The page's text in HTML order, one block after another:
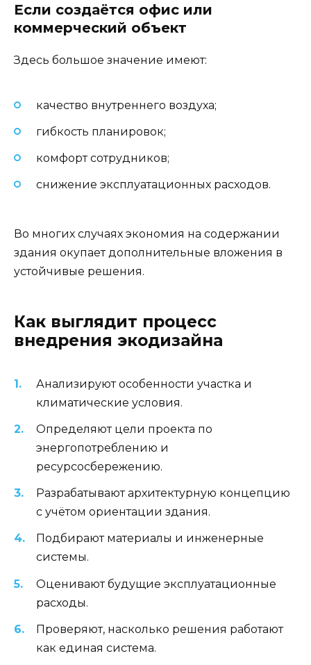
Если создаётся офис или
коммерческий объект
Здесь большое значение имеют:
качество внутреннего воздуха;
гибкость планировок;
комфорт сотрудников;
снижение эксплуатационных расходов.
Во многих случаях экономия на содержании
здания окупает дополнительные вложения в
устойчивые решения.
Как выглядит процесс
внедрения экодизайна
Анализируют особенности участка и
климатические условия.
Определяют цели проекта по
энергопотреблению и
ресурсосбережению.
Разрабатывают архитектурную концепцию
с учётом ориентации здания.
Подбирают материалы и инженерные
системы.
Оценивают будущие эксплуатационные
расходы.
Проверяют, насколько решения работают
как единая система.